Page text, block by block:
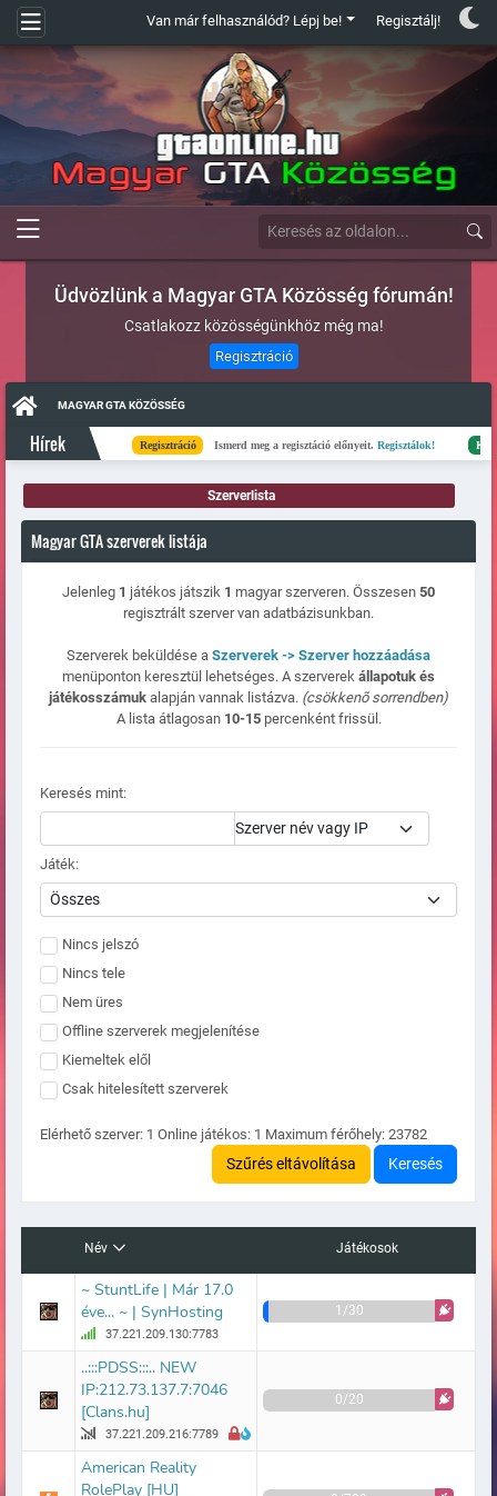
Van már felhasználód? Lépj be! Regisztálj!
Üdvözlünk a Magyar GTA Közösség fórumán!
Csatlakozz közösségünkhöz még ma!
Regisztráció
MAGYAR GTA KÖZÖSSÉG
Hírek Regisztráció Ismerd meg a regisztáció előnyeit.Regisztálok! Kész
Szerverlista
Magyar GTA szerverek listája
Jelenleg 1 játékos játszik 1 magyar szerveren. Összesen 50
regisztrált szerver van adatbázisunkban.
Szerverek beküldése a Szerverek -> Szerver hozzáadása
menüponton keresztül lehetséges. A szerverek állapotuk és
játékosszámuk alapján vannak listázva. (csökkenõ sorrendben)
A lista átlagosan 10-15percenként frissül.
Keresés mint:
Játék:
Nincs jelszó
Nincs tele
Nem üres
Offline szerverek megjelenítése
Kiemeltek elől
Csak hitelesített szerverek
Elérhető szerver: 1 Online játékos: 1 Maximum férőhely: 23782
Szűrés eltávolítása Keresés
Név Játékosok
~ StuntLife | Már 17.0
éve... ~ | SynHosting
37.221.209.130:7783
1/30
..:::PDSS:::.. NEW
IP:212.73.137.7:7046
[Clans.hu]
37.221.209.216:7789
0/20
American Reality
RolePlay [HU]